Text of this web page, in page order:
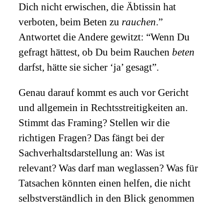
Dich nicht erwischen, die Äbtissin hat
verboten, beim Beten zu rauchen.”
Antwortet die Andere gewitzt: “Wenn Du
gefragt hättest, ob Du beim Rauchen beten
darfst, hätte sie sicher ‘ja’ gesagt”.
Genau darauf kommt es auch vor Gericht
und allgemein in Rechtsstreitigkeiten an.
Stimmt das Framing? Stellen wir die
richtigen Fragen? Das fängt bei der
Sachverhaltsdarstellung an: Was ist
relevant? Was darf man weglassen? Was für
Tatsachen könnten einen helfen, die nicht
selbstverständlich in den Blick genommen